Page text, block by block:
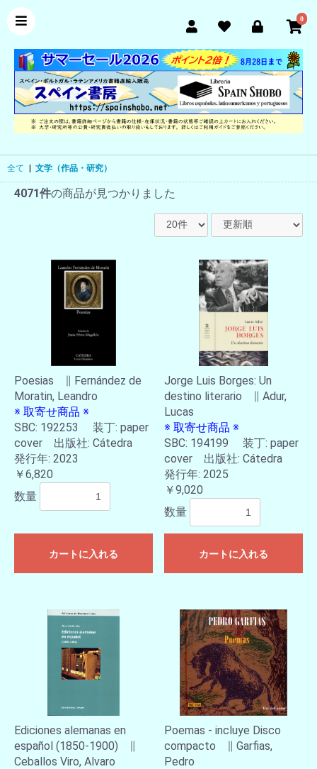
0
全て 文学（作品・研究）
4071件の商品が見つかりました
Poesias ∥ Fernández de
Moratin, Leandro
※ 取寄せ商品 ※
SBC: 192253 装丁: paper
cover 出版社: Cátedra
発行年: 2023
￥6,820
数量
カートに入れる
Jorge Luis Borges: Un
destino literario ∥ Adur,
Lucas
※ 取寄せ商品 ※
SBC: 194199 装丁: paper
cover 出版社: Cátedra
発行年: 2025
￥9,020
数量
カートに入れる
Ediciones alemanas en
español (1850-1900) ∥
Ceballos Viro, Alvaro
Poemas - incluye Disco
compacto ∥ Garfias,
Pedro